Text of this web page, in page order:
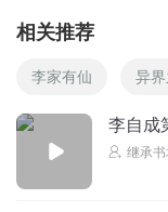
相关推荐
李家有仙 异
李自成
继承